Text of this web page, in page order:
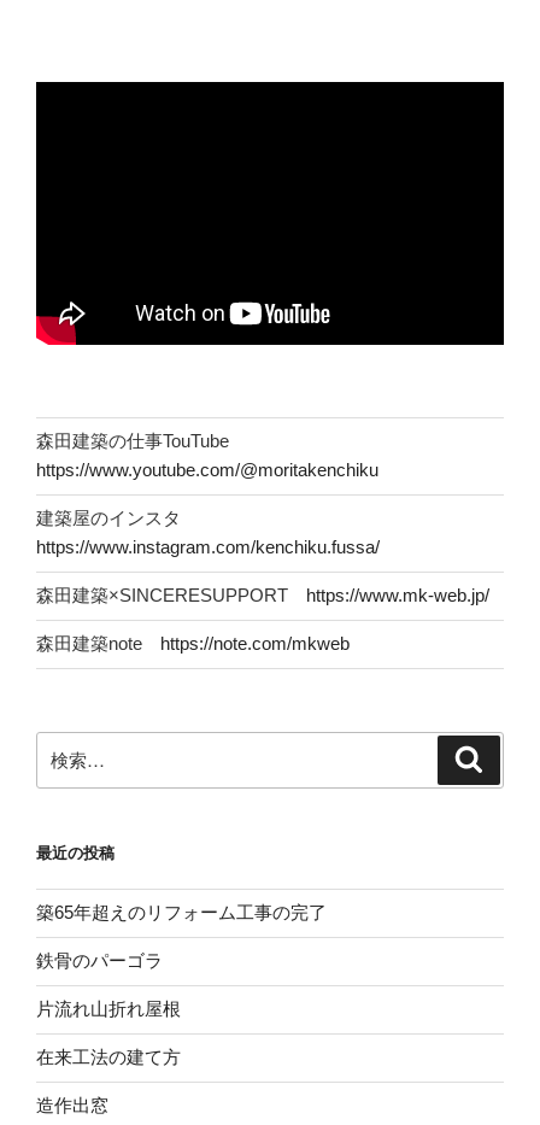
森田建築の仕事TouTube
https://www.youtube.com/@moritakenchiku
建築屋のインスタ
https://www.instagram.com/kenchiku.fussa/
森田建築×SINCERESUPPORT https://www.mk-web.jp/
森田建築note https://note.com/mkweb
索:
最近の投稿
築65年超えのリフォーム工事の完了
鉄骨のパーゴラ
片流れ山折れ屋根
在来工法の建て方
造作出窓